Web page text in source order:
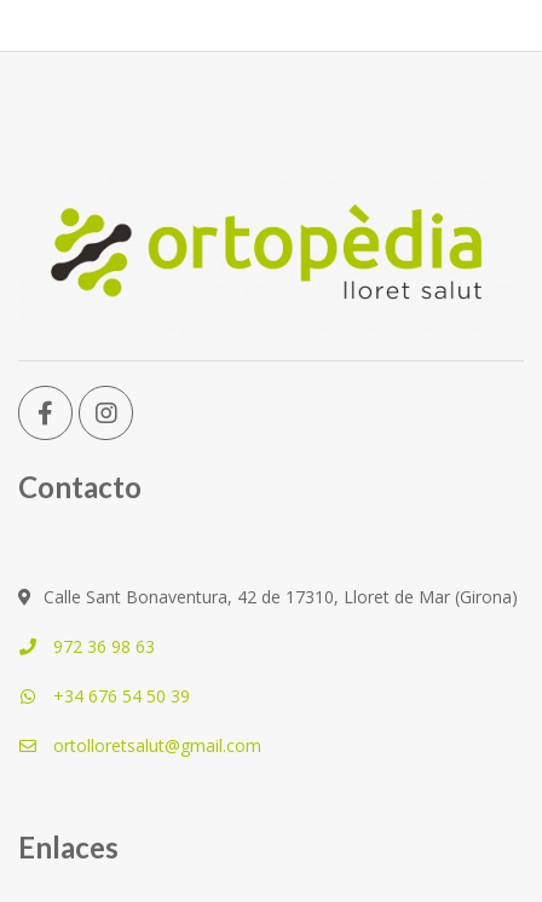
Contacto
Calle Sant Bonaventura, 42 de 17310, Lloret de Mar (Girona)
972 36 98 63
+34 676 54 50 39
ortolloretsalut@gmail.com
Enlaces